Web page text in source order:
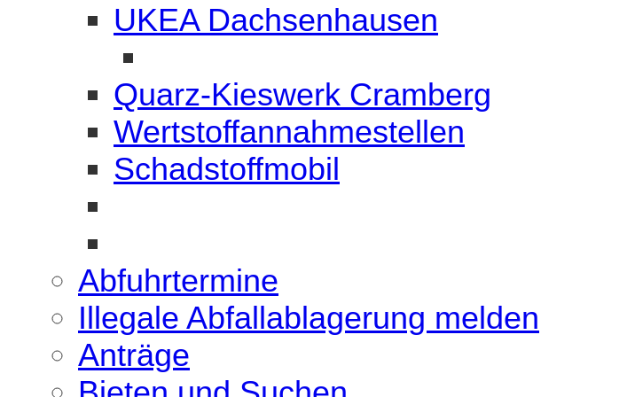
UKEA Dachsenhausen
Quarz-Kieswerk Cramberg
Wertstoffannahmestellen
Schadstoffmobil
Abfuhrtermine
Illegale Abfallablagerung melden
Anträge